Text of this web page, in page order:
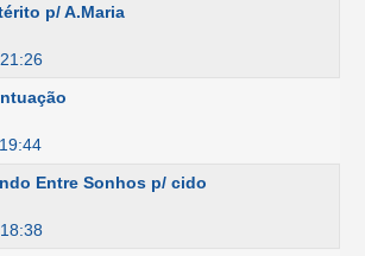
p/ A.Maria
Entre Sonhos p/ cido